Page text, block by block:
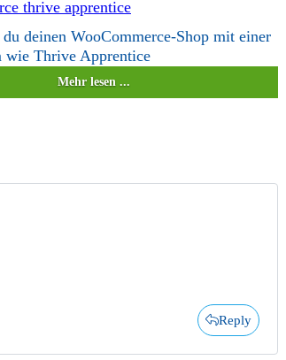
deinen WooCommerce-Shop mit einer
wie Thrive Apprentice
Mehr lesen ...
Reply